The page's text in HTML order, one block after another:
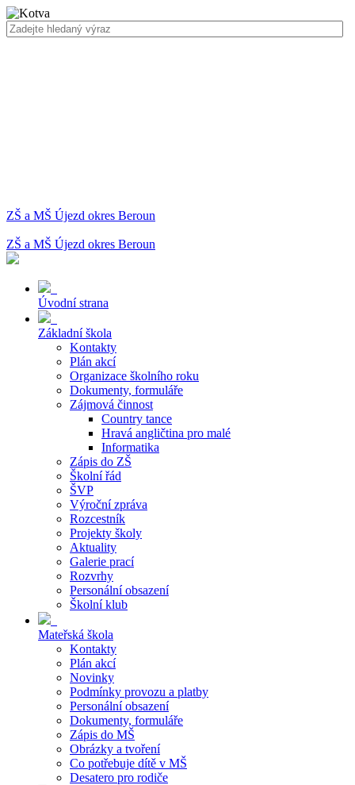
ZŠ a MŠ Újezd okres Beroun
ZŠ a MŠ Újezd okres Beroun
Úvodní strana
Základní škola
Kontakty
Plán akcí
Organizace školního roku
Dokumenty, formuláře
Zájmová činnost
Country tance
Hravá angličtina pro malé
Informatika
Zápis do ZŠ
Školní řád
ŠVP
Výroční zpráva
Rozcestník
Projekty školy
Aktuality
Galerie prací
Rozvrhy
Personální obsazení
Školní klub
Mateřská škola
Kontakty
Plán akcí
Novinky
Podmínky provozu a platby
Personální obsazení
Dokumenty, formuláře
Zápis do MŠ
Obrázky a tvoření
Co potřebuje dítě v MŠ
Desatero pro rodiče